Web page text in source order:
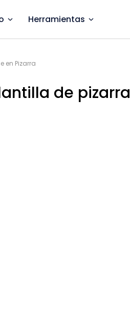
Herramientas
en Pizarra
de pizarra